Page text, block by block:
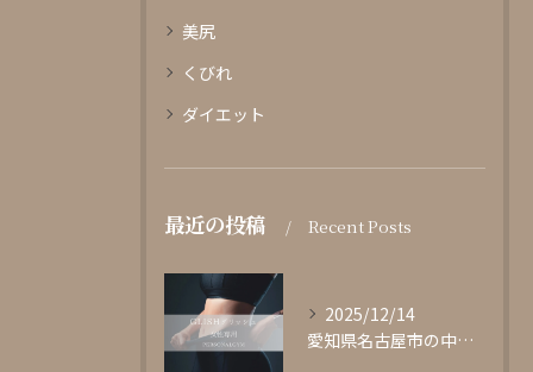
美尻
くびれ
ダイエット
最近の投稿 Recent Posts
2025/12/14
愛知県名古屋市の中心部に位置する女性専用パーソナルジムgli...